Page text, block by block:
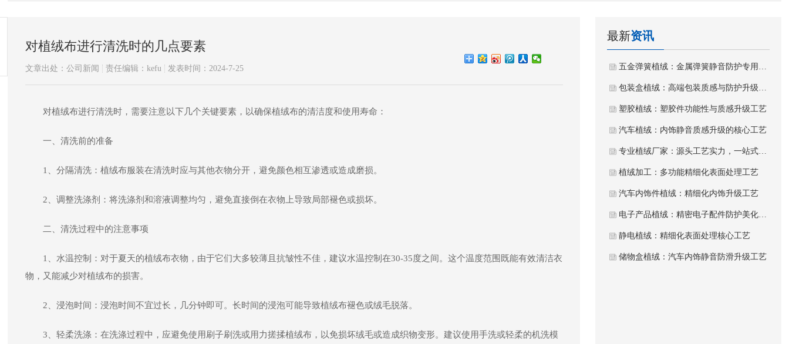
对植绒布进行清洗时的几点要素
文章出处：公司新闻 责任编辑：kefu 发表时间：2024-7-25
对植绒布进行清洗时，需要注意以下几个关键要素，以确保植绒布的清洁度和使用寿命：
一、清洗前的准备
1、分隔清洗：植绒布服装在清洗时应与其他衣物分开，避免颜色相互渗透或造成磨损。
2、调整洗涤剂：将洗涤剂和溶液调整均匀，避免直接倒在衣物上导致局部褪色或损坏。
二、清洗过程中的注意事项
1、水温控制：对于夏天的植绒布衣物，由于它们大多较薄且抗皱性不佳，建议水温控制在30-35度之间。这个温度范围既能有效清洁衣
物，又能减少对植绒布的损害。
2、浸泡时间：浸泡时间不宜过长，几分钟即可。长时间的浸泡可能导致植绒布褪色或绒毛脱落。
3、轻柔洗涤：在洗涤过程中，应避免使用刷子刷洗或用力搓揉植绒布，以免损坏绒毛或造成织物变形。建议使用手洗或轻柔的机洗模
最新资讯
五金弹簧植绒：金属弹簧静音防护专用植绒工艺
包装盒植绒：高端包装质感与防护升级工艺
塑胶植绒：塑胶件功能性与质感升级工艺
汽车植绒：内饰静音质感升级的核心工艺
专业植绒厂家：源头工艺实力，一站式植绒加工服务
植绒加工：多功能精细化表面处理工艺
汽车内饰件植绒：精细化内饰升级工艺
电子产品植绒：精密电子配件防护美化工艺
静电植绒：精细化表面处理核心工艺
储物盒植绒：汽车内饰静音防滑升级工艺